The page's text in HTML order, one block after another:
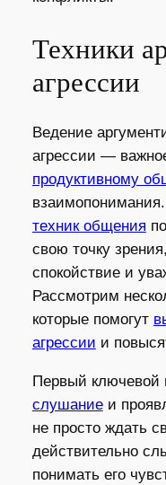
Техники
агрессии
Ведение
агрессии —
продуктивному
техник общения
свою точку
спокойствие и
Рассмотрим
которые помогут
агрессии и
Первый
слушаниеи
не просто ждать
действительно
понимать его